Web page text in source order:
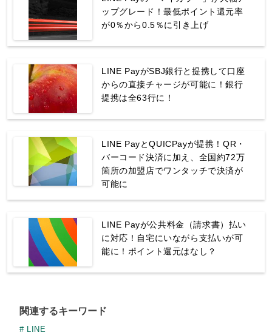
ップグレード！最低ポイント還元率
が0％から0.5％に引き上げ
LINE PayがSBJ銀行と提携して口座
からの直接チャージが可能に！銀行
提携は全63行に！
LINE PayとQUICPayが提携！QR・
バーコード決済に加え、全国約72万
箇所の加盟店でワンタッチで決済が
可能に
LINE Payが公共料金（請求書）払い
に対応！自宅にいながら支払いが可
能に！ポイント還元はなし？
関連するキーワード
LINE